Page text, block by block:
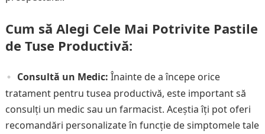
Cum să Alegi Cele Mai Potrivite Pastile
de Tuse Productivă:
Consultă un Medic: Înainte de a începe orice
tratament pentru tusea productivă, este important să
consulți un medic sau un farmacist. Aceștia îți pot oferi
recomandări personalizate în funcție de simptomele tale